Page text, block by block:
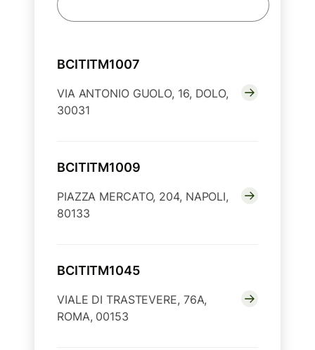
BCITITM1007
VIA ANTONIO GUOLO, 16, DOLO,
30031
BCITITM1009
PIAZZA MERCATO, 204, NAPOLI,
80133
BCITITM1045
VIALE DI TRASTEVERE, 76A,
ROMA, 00153